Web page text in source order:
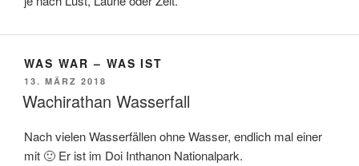
WAS WAR – WAS IST
VERÖFFENTLICHT
AM
13. MÄRZ 2018
Wachirathan Wasserfall
Nach vielen Wasserfällen ohne Wasser, endlich mal einer
mit 🙂 Er ist im Doi Inthanon Nationalpark.